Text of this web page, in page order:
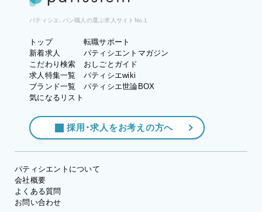
パティシエ、パン職人の選ぶ求人サイトNo.1
トップ
新着求人
こだわり検索
求人特集一覧
ブランド一覧
気になるリスト
転職サポート
パティシエントマガジン
おしごとガイド
パティシエwiki
パティシエ世論BOX
採用・求人をお考えの方へ
パティシエントについて
会社概要
よくある質問
お問い合わせ